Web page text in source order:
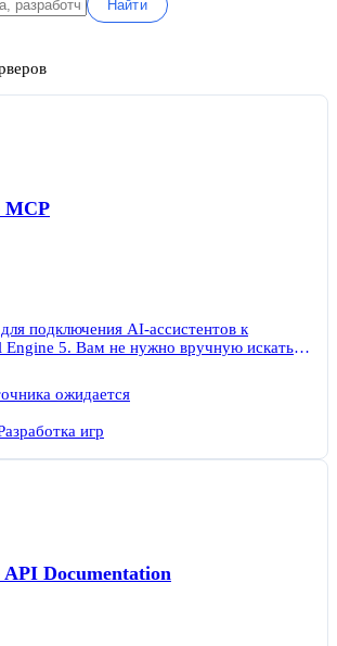
Найти
MCP
подключения AI-ассистентов к
Engine 5. Вам не нужно вручную искать
за вас. Сервер работает вместе с
на C++ и даёт AI 17 инструментов для
и DevOps-инженеров. Вы
прямо из чата: создаёте ассеты,
запускаете тесты и меняете настройки
контекста.
ожидается
игр
Documentation